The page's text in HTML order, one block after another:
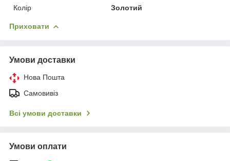
Колір
Золотий
Приховати
Умови доставки
Нова Пошта
Самовивіз
Всі умови доставки
Умови оплати